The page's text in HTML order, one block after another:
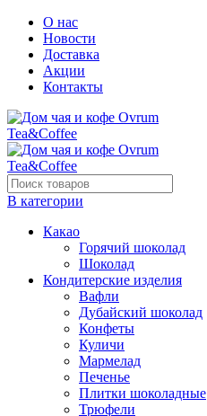
О нас
Новости
Доставка
Акции
Контакты
В категории
Какао
Горячий шоколад
Шоколад
Кондитерские изделия
Вафли
Дубайский шоколад
Конфеты
Куличи
Мармелад
Печенье
Плитки шоколадные
Трюфели